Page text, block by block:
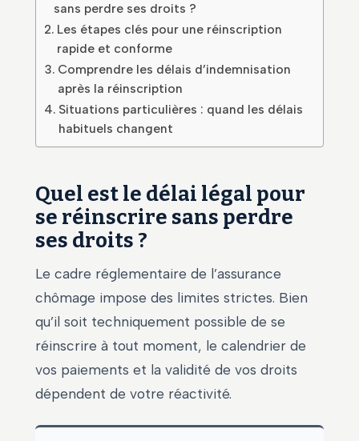
sans perdre ses droits ?
Les étapes clés pour une réinscription
rapide et conforme
Comprendre les délais d’indemnisation
après la réinscription
Situations particulières : quand les délais
habituels changent
Quel est le délai légal pour
se réinscrire sans perdre
ses droits ?
Le cadre réglementaire de l’assurance
chômage impose des limites strictes. Bien
qu’il soit techniquement possible de se
réinscrire à tout moment, le calendrier de
vos paiements et la validité de vos droits
dépendent de votre réactivité.